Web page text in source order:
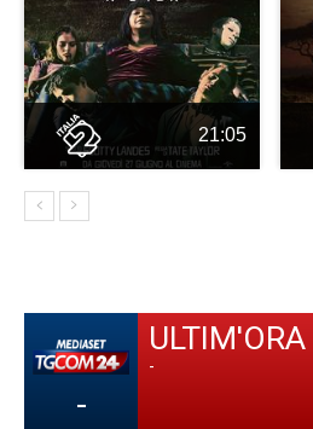
21:05
-
ULTIM'ORA
-